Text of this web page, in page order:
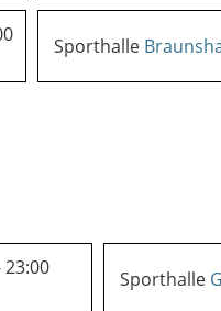
Sporthalle
23:00
Sporthalle